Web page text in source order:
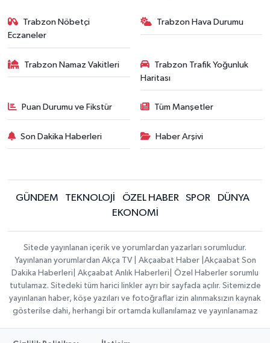
Trabzon Nöbetçi
Eczaneler
Trabzon Hava Durumu
Trabzon Namaz Vakitleri
Trabzon Trafik Yoğunluk
Haritası
Puan Durumu ve Fikstür Tüm Manşetler
Son Dakika Haberleri Haber Arşivi
GÜNDEM TEKNOLOJİ ÖZEL HABER SPOR
DÜNYA
EKONOMİ
Sitede yayınlanan içerik ve yorumlardan yazarları sorumludur.
Yayınlanan yorumlardan Akça TV | Akçaabat Haber |Akçaabat Son
Dakika Haberleri| Akçaabat Anlık Haberleri| Özel Haberler sorumlu
tutulamaz. Sitedeki tüm harici linkler ayrı bir sayfada açılır. Sitemizde
yayınlanan haber, köşe yazıları ve fotoğraflar izin alınmaksızın kaynak
gösterilse dahi, herhangi bir ortamda kullanılamaz ve yayınlanamaz